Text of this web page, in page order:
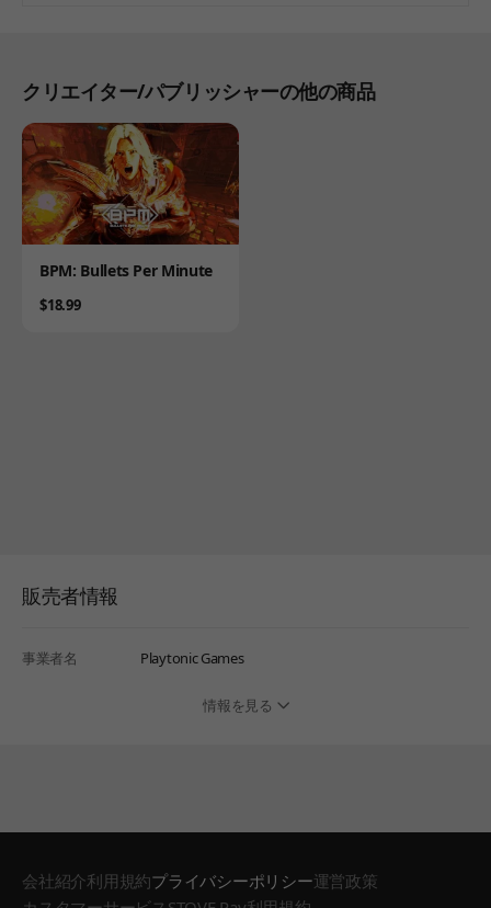
クリエイター/パブリッシャーの他の商品
Product
BPM: Bullets Per Minute
Price
$18.99
販売者情報
事業者名 Playtonic Games
情報を見る
会社紹介利用規約プライバシーポリシー運営政策